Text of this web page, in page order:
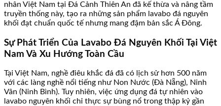
nhân Việt Nam tại Đá Cảnh Thiên An đã kế thừa và nâng tầm
truyền thống này, tạo ra những sản phẩm lavabo đá nguyên
khối đạt chuẩn quốc tế nhưng mang đậm bản sắc Á Đông.
Sự Phát Triển Của Lavabo Đá Nguyên Khối Tại Việt
Nam Và Xu Hướng Toàn Cầu
Tại Việt Nam, nghề điêu khắc đá đã có lịch sử hơn 500 năm
với các làng nghề nổi tiếng như Non Nước (Đà Nẵng), Ninh
Vân (Ninh Bình). Tuy nhiên, việc ứng dụng đá tự nhiên vào
lavabo nguyên khối chỉ thực sự bùng nổ trong thập kỷ gần